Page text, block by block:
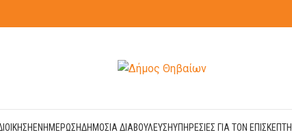
ΕΝΗΜΕΡΩΣΗΔΗΜΟΣΙΑ ΔΙΑΒΟΥΛΕΥΣΗΥΠΗΡΕΣΙΕΣ ΓΙΑ ΤΟΝ ΕΠΙΣΚΕΠΤΗ